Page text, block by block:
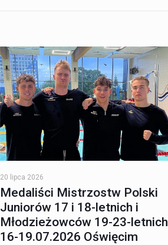
20 lipca 2026
Medaliści Mistrzostw Polski
Juniorów 17 i 18-letnich i
Młodzieżowców 19-23-letnich
16-19.07.2026 Oświęcim